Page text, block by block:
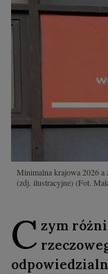
Minimalna krajowa 2026 a
(zdj. ilustracyjne)(Fot.
C zym